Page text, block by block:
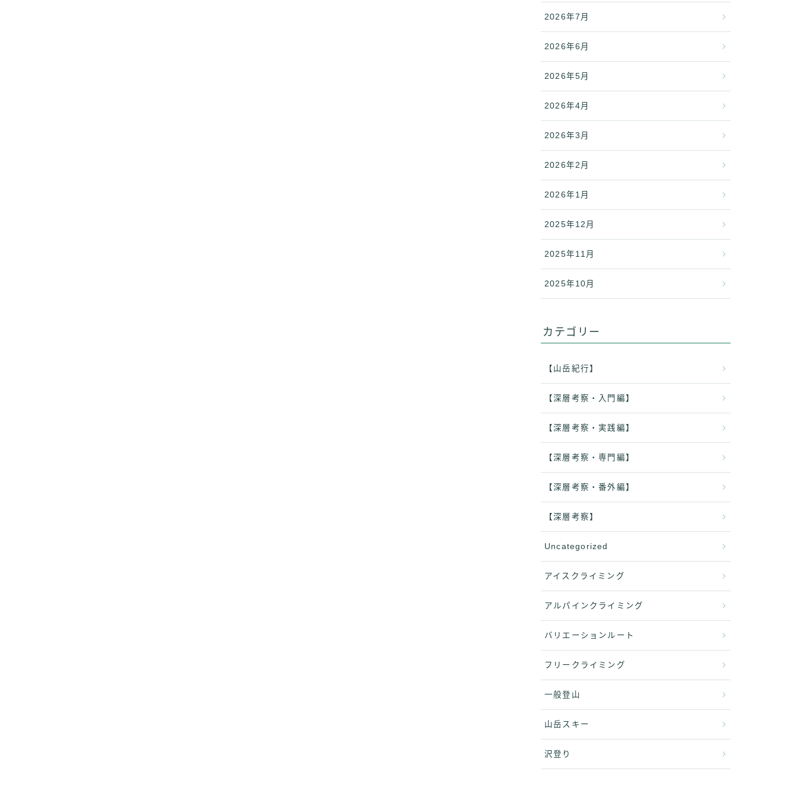
2026年7月
2026年6月
2026年5月
2026年4月
2026年3月
2026年2月
2026年1月
2025年12月
2025年11月
2025年10月
カテゴリー
【山岳紀行】
【深層考察・入門編】
【深層考察・実践編】
【深層考察・専門編】
【深層考察・番外編】
【深層考察】
Uncategorized
アイスクライミング
アルパインクライミング
バリエーションルート
フリークライミング
一般登山
山岳スキー
沢登り